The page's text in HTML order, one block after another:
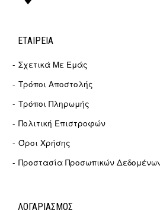
ΕΤΑΙΡΕΊΑ
Σχετικά Με Εμάς
Τρόποι Αποστολής
Τρόποι Πληρωμής
Πολιτική Επιστροφών
Όροι Χρήσης
Προστασία Προσωπικών
ΛΟΓΑΡΙΑΣΜΟΣ